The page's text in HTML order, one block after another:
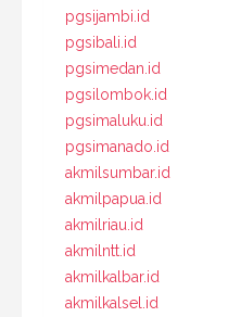
pgsijambi.id
pgsibali.id
pgsimedan.id
pgsilombok.id
pgsimaluku.id
pgsimanado.id
akmilsumbar.id
akmilpapua.id
akmilriau.id
akmilntt.id
akmilkalbar.id
akmilkalsel.id